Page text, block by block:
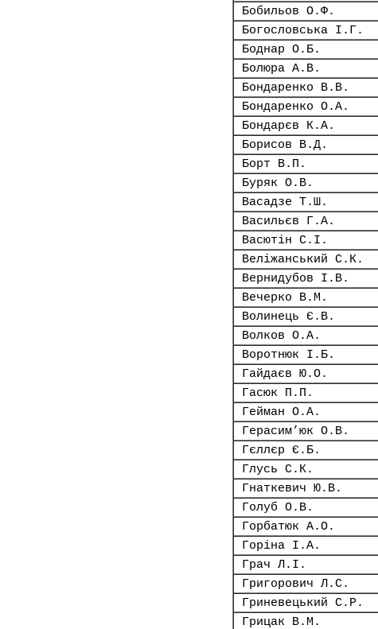
Бобильов О.Ф.
Богословська І.Г.
Боднар О.Б.
Болюра А.В.
Бондаренко В.В.
Бондаренко О.А.
Бондарєв К.А.
Борисов В.Д.
Борт В.П.
Буряк О.В.
Васадзе Т.Ш.
Васильєв Г.А.
Васютін С.І.
Веліжанський С.К.
Вернидубов І.В.
Вечерко В.М.
Волинець Є.В.
Волков О.А.
Воротнюк І.Б.
Гайдаєв Ю.О.
Гасюк П.П.
Гейман О.А.
Герасим’юк О.В.
Гєллєр Є.Б.
Глусь С.К.
Гнаткевич Ю.В.
Голуб О.В.
Горбатюк А.О.
Горіна І.А.
Грач Л.І.
Григорович Л.С.
Гриневецький С.Р.
Грицак В.М.